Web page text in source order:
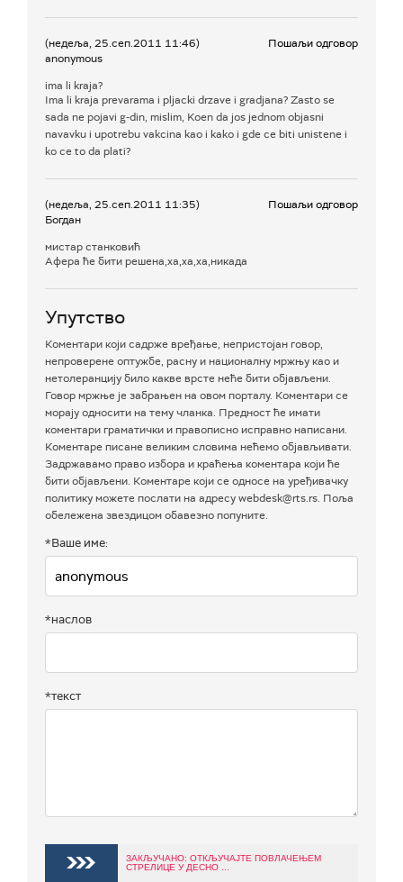
(недеља, 25.сеп.2011 11:46)
anonymous
Пошаљи одговор
ima li kraja?
Ima li kraja prevarama i pljacki drzave i gradjana? Zasto se
sada ne pojavi g-din, mislim, Koen da jos jednom objasni
navavku i upotrebu vakcina kao i kako i gde ce biti unistene i
ko ce to da plati?
(недеља, 25.сеп.2011 11:35)
Богдан
Пошаљи одговор
мистар станковић
Афера ће бити решена,ха,ха,ха,никада
Упутство
Коментари који садрже вређање, непристојан говор,
непроверене оптужбе, расну и националну мржњу као и
нетолеранцију било какве врсте неће бити објављени.
Говор мржње је забрањен на овом порталу. Коментари се
морају односити на тему чланка. Предност ће имати
коментари граматички и правописно исправно написани.
Коментаре писане великим словима нећемо објављивати.
Задржавамо право избора и краћења коментара који ће
бити објављени. Коментаре који се односе на уређивачку
политику можете послати на адресу webdesk@rts.rs. Поља
обележена звездицом обавезно попуните.
*Ваше име:
*наслов
*текст
ЗАКЉУЧАНО: ОТКЉУЧАЈТЕ ПОВЛАЧЕЊЕМ
СТРЕЛИЦЕ У ДЕСНО ...